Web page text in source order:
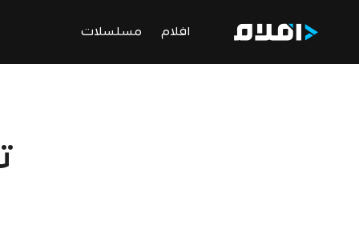
افلام مسلسلات